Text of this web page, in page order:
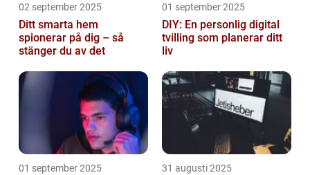
02 september 2025
Ditt smarta hem
spionerar på dig – så
stänger du av det
01 september 2025
DIY: En personlig digital
tvilling som planerar ditt
liv
01 september 2025 31 augusti 2025